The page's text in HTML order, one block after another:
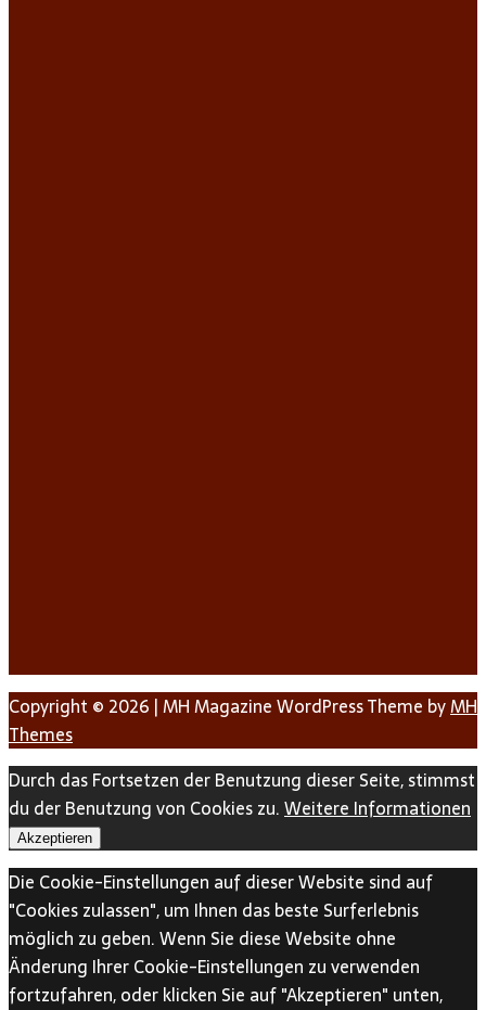
Copyright © 2026 | MH Magazine WordPress Theme byMH
Themes
Durch das Fortsetzen der Benutzung dieser Seite, stimmst
du der Benutzung von Cookies zu.Weitere Informationen
Akzeptieren
Die Cookie-Einstellungen auf dieser Website sind auf
"Cookies zulassen", um Ihnen das beste Surferlebnis
möglich zu geben. Wenn Sie diese Website ohne
Änderung Ihrer Cookie-Einstellungen zu verwenden
fortzufahren, oder klicken Sie auf "Akzeptieren" unten,